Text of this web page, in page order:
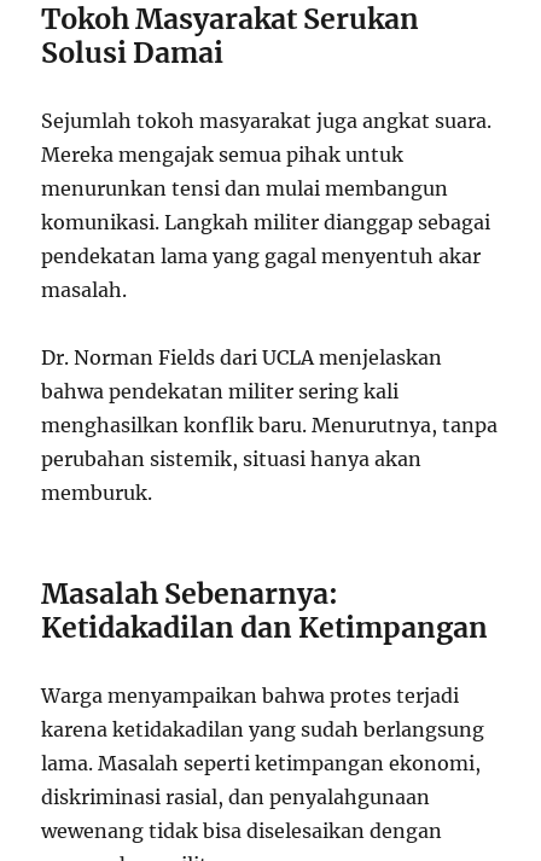
Tokoh Masyarakat Serukan
Solusi Damai
Sejumlah tokoh masyarakat juga angkat suara.
Mereka mengajak semua pihak untuk
menurunkan tensi dan mulai membangun
komunikasi. Langkah militer dianggap sebagai
pendekatan lama yang gagal menyentuh akar
masalah.
Dr. Norman Fields dari UCLA menjelaskan
bahwa pendekatan militer sering kali
menghasilkan konflik baru. Menurutnya, tanpa
perubahan sistemik, situasi hanya akan
memburuk.
Masalah Sebenarnya:
Ketidakadilan dan Ketimpangan
Warga menyampaikan bahwa protes terjadi
karena ketidakadilan yang sudah berlangsung
lama. Masalah seperti ketimpangan ekonomi,
diskriminasi rasial, dan penyalahgunaan
wewenang tidak bisa diselesaikan dengan